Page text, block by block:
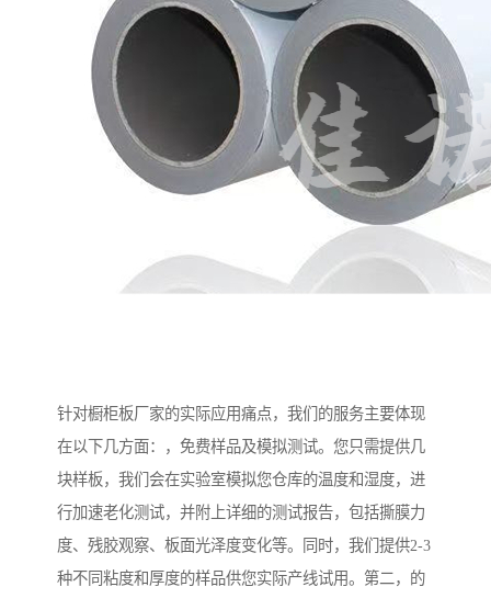
针对橱柜板厂家的实际应用痛点，我们的服务主要体现
在以下几方面：，免费样品及模拟测试。您只需提供几
块样板，我们会在实验室模拟您仓库的温度和湿度，进
行加速老化测试，并附上详细的测试报告，包括撕膜力
度、残胶观察、板面光泽度变化等。同时，我们提供2-3
种不同粘度和厚度的样品供您实际产线试用。第二，的